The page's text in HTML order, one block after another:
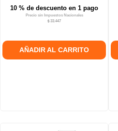
10 % de descuento en 1 pago
Precio sin Impuestos Nacionales
$ 33.447
AÑADIR AL CARRITO